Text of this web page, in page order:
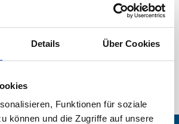
Details Über Cookies
Funktionen für soziale
können und die Zugriffe auf unsere
how